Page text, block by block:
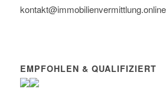
kontakt@immobilien­vermittlung.online
EMPFOHLEN & QUALIFIZIERT